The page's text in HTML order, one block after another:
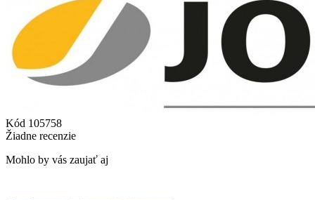
Kód 105758
Žiadne recenzie
Mohlo by vás zaujať aj